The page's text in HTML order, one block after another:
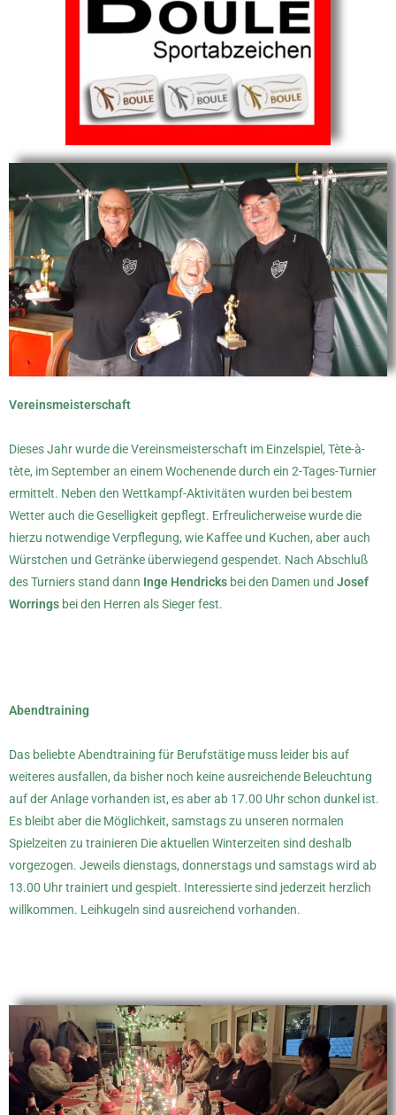
Vereinsmeisterschaft
Dieses Jahr wurde die Vereinsmeisterschaft im Einzelspiel, Tète-à-
tète, im September an einem Wochenende durch ein 2-Tages-Turnier
ermittelt. Neben den Wettkampf-Aktivitäten wurden bei bestem
Wetter auch die Geselligkeit gepflegt. Erfreulicherweise wurde die
hierzu notwendige Verpflegung, wie Kaffee und Kuchen, aber auch
Würstchen und Getränke überwiegend gespendet. Nach Abschluß
des Turniers stand dann Inge Hendricks bei den Damen und Josef
Worrings bei den Herren als Sieger fest.
Abendtraining
Das beliebte Abendtraining für Berufstätige muss leider bis auf
weiteres ausfallen, da bisher noch keine ausreichende Beleuchtung
auf der Anlage vorhanden ist, es aber ab 17.00 Uhr schon dunkel ist.
Es bleibt aber die Möglichkeit, samstags zu unseren normalen
Spielzeiten zu trainieren Die aktuellen Winterzeiten sind deshalb
vorgezogen. Jeweils dienstags, donnerstags und samstags wird ab
13.00 Uhr trainiert und gespielt. Interessierte sind jederzeit herzlich
willkommen. Leihkugeln sind ausreichend vorhanden.